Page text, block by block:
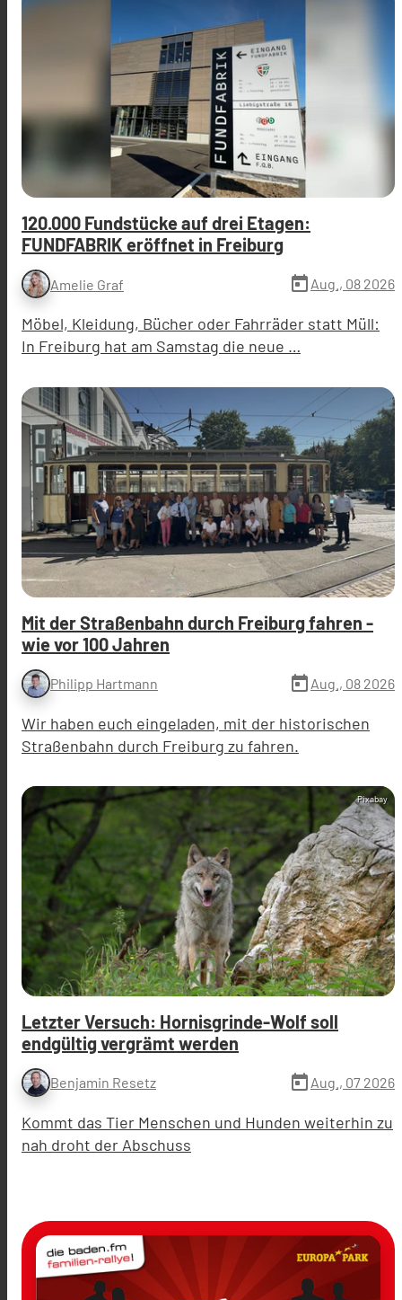
120.000 Fundstücke auf drei Etagen:
FUNDFABRIK eröffnet in Freiburg
Amelie Graf today Aug., 08 2026
Möbel, Kleidung, Bücher oder Fahrräder statt Müll:
In Freiburg hat am Samstag die neue …
Mit der Straßenbahn durch Freiburg fahren -
wie vor 100 Jahren
Philipp Hartmann today Aug., 08 2026
Wir haben euch eingeladen, mit der historischen
Straßenbahn durch Freiburg zu fahren.
Pixabay
Letzter Versuch: Hornisgrinde-Wolf soll
endgültig vergrämt werden
Benjamin Resetz today Aug., 07 2026
Kommt das Tier Menschen und Hunden weiterhin zu
nah droht der Abschuss